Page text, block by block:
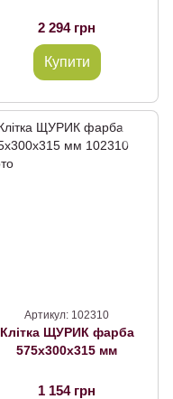
2 294 грн
Купити
Артикул: 102310
Клітка ЩУРИК фарба
575х300х315 мм
1 154 грн